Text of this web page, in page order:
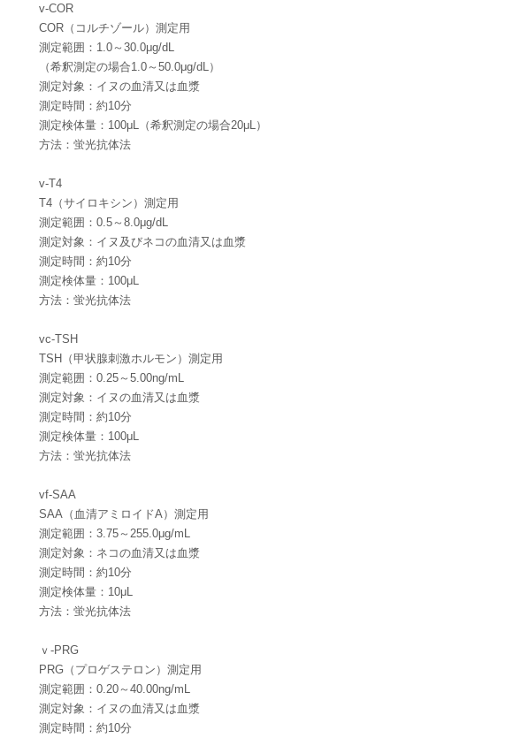
v-COR
COR（コルチゾール）測定用
測定範囲：1.0～30.0μg/dL
（希釈測定の場合1.0～50.0μg/dL）
測定対象：イヌの血清又は血漿
測定時間：約10分
測定検体量：100μL（希釈測定の場合20μL）
方法：蛍光抗体法
v-T4
T4（サイロキシン）測定用
測定範囲：0.5～8.0μg/dL
測定対象：イヌ及びネコの血清又は血漿
測定時間：約10分
測定検体量：100μL
方法：蛍光抗体法
vc-TSH
TSH（甲状腺刺激ホルモン）測定用
測定範囲：0.25～5.00ng/mL
測定対象：イヌの血清又は血漿
測定時間：約10分
測定検体量：100μL
方法：蛍光抗体法
vf-SAA
SAA（血清アミロイドA）測定用
測定範囲：3.75～255.0μg/mL
測定対象：ネコの血清又は血漿
測定時間：約10分
測定検体量：10μL
方法：蛍光抗体法
ｖ-PRG
PRG（プロゲステロン）測定用
測定範囲：0.20～40.00ng/mL
測定対象：イヌの血清又は血漿
測定時間：約10分